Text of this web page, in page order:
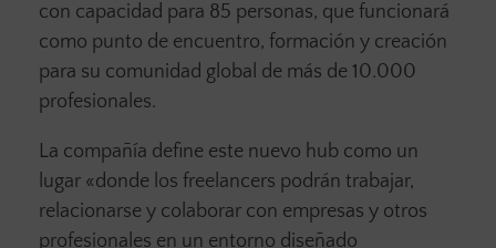
con capacidad para 85 personas, que funcionará
como punto de encuentro, formación y creación
para su comunidad global de más de 10.000
profesionales.
La compañía define este nuevo hub como un
lugar «donde los freelancers podrán trabajar,
relacionarse y colaborar con empresas y otros
profesionales en un entorno diseñado